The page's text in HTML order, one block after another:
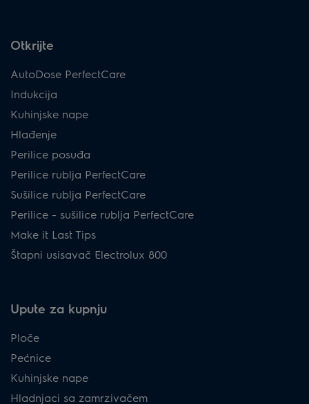
Otkrijte
AutoDose PerfectCare
Indukcija
Kuhinjske nape
Hlađenje
Perilice posuđa
Perilice rublja PerfectCare
Sušilice rublja PerfectCare
Perilice - sušilice rublja PerfectCare
Make it Last Tips
Štapni usisavač Electrolux 800
Upute za kupnju
Ploče
Pećnice
Kuhinjske nape
Hladnjaci sa zamrzivačem